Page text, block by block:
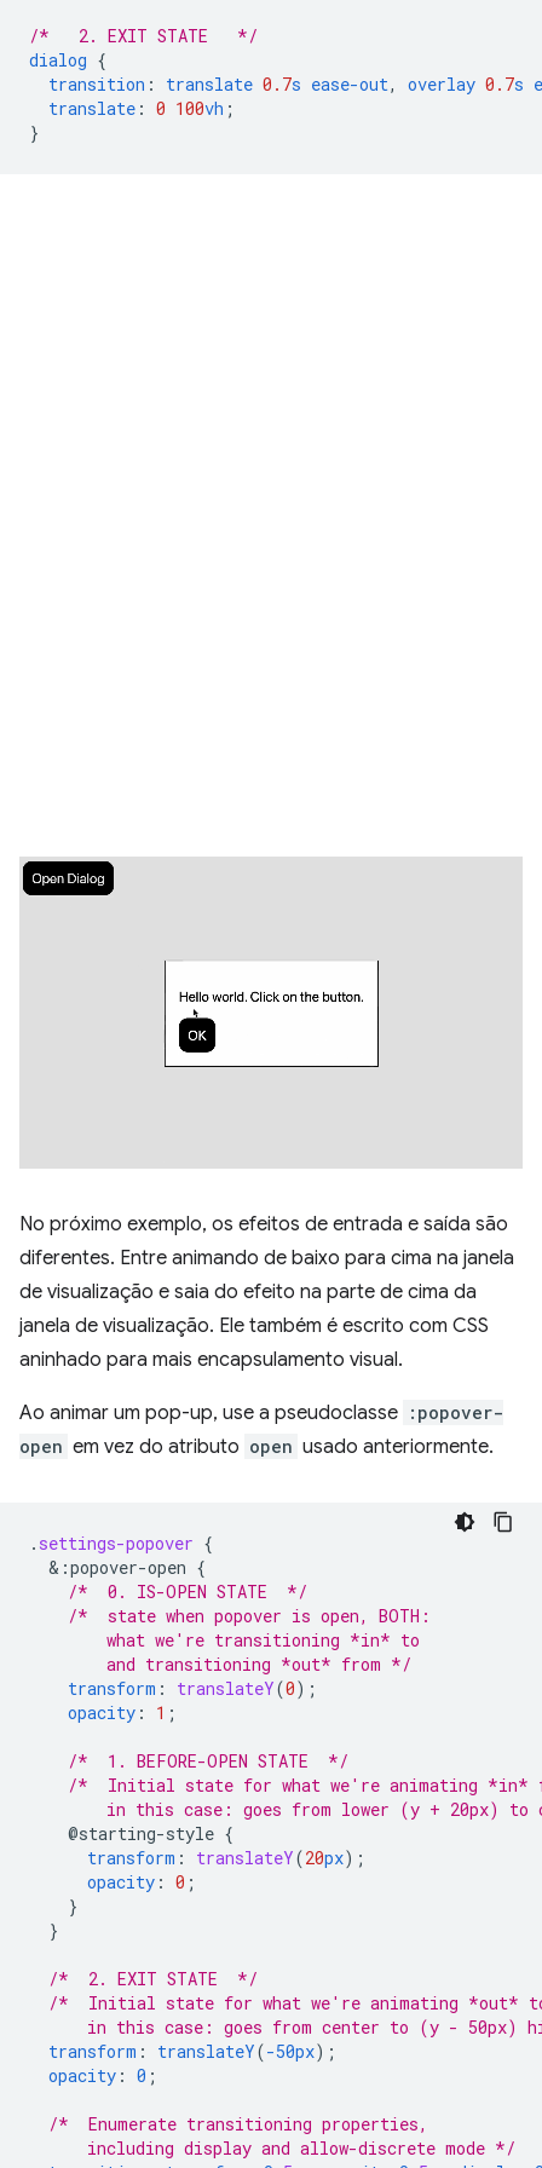
/*   2. EXIT STATE   */
dialog {
transition : translate 0.7s ease-out, overlay 0.7s
translate : 0 100vh ;
}
No próximo exemplo, os efeitos de entrada e saída são
diferentes. Entre animando de baixo para cima na janela
de visualização e saia do efeito na parte de cima da
janela de visualização. Ele também é escrito com CSS
aninhado para mais encapsulamento visual.
Ao animar um pop-up, use a pseudoclasse :popover-
open em vez do atributo open usado anteriormente.
. settings-popover {
& :popover-open {
/*  0. IS-OPEN STATE  */
/*  state when popover is open, BOTH:
        what we're transitioning *in* to
        and transitioning *out* from */
transform : translateY(0);
opacity : 1 ;
/*  1. BEFORE-OPEN STATE  */
/*  Initial state for what we're animating *in*
in this case: goes from lower (y + 20px) to
@starting-style {
transform : translateY(20px);
opacity : 0 ;
}
}
/*  2. EXIT STATE  */
/*  Initial state for what we're animating *out*
in this case: goes from center to (y - 50px)
transform : translateY(-50px);
opacity : 0 ;
/*  Enumerate transitioning properties,
      including display and allow-discrete mode */